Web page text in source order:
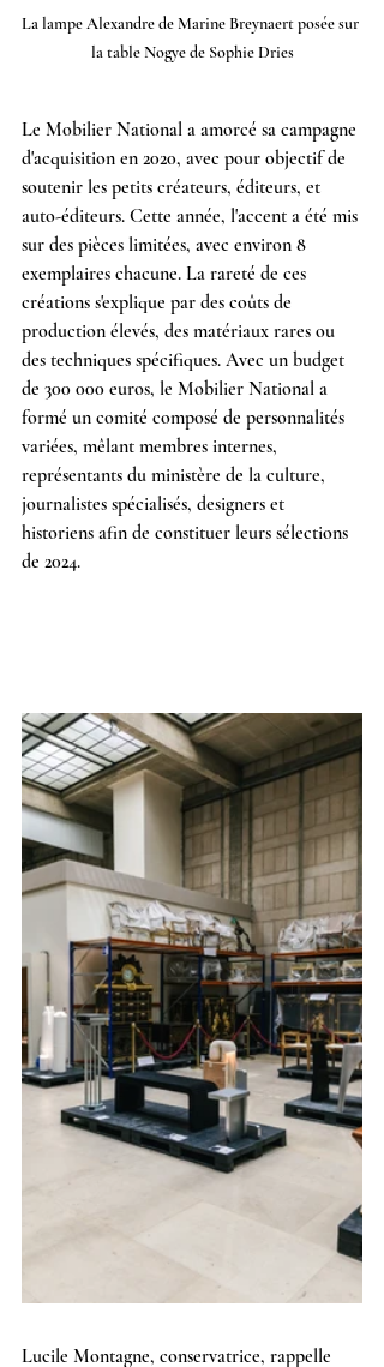
La lampe Alexandre de Marine Breynaert posée sur
la table Nogye de Sophie Dries
Le Mobilier National a amorcé sa campagne
d'acquisition en 2020, avec pour objectif de
soutenir les petits créateurs, éditeurs, et
auto-éditeurs. Cette année, l'accent a été mis
sur des pièces limitées, avec environ 8
exemplaires chacune. La rareté de ces
créations s'explique par des coûts de
production élevés, des matériaux rares ou
des techniques spécifiques. Avec un budget
de 300 000 euros, le Mobilier National a
formé un comité composé de personnalités
variées, mêlant membres internes,
représentants du ministère de la culture,
journalistes spécialisés, designers et
historiens afin de constituer leurs sélections
de 2024.
Lucile Montagne, conservatrice, rappelle